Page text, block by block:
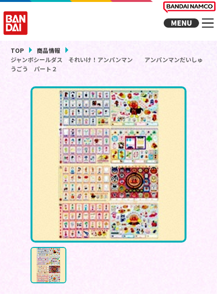
TOP
商品情報
ジャンボシールダス それいけ！アンパンマン アンパンマンだいしゅ
うごう パート２